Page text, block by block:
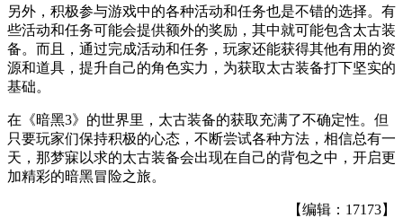
另外，积极参与游戏中的各种活动和任务也是不错的选择。有
些活动和任务可能会提供额外的奖励，其中就可能包含太古装
备。而且，通过完成活动和任务，玩家还能获得其他有用的资
源和道具，提升自己的角色实力，为获取太古装备打下坚实的
基础。
在《暗黑3》的世界里，太古装备的获取充满了不确定性。但
只要玩家们保持积极的心态，不断尝试各种方法，相信总有一
天，那梦寐以求的太古装备会出现在自己的背包之中，开启更
加精彩的暗黑冒险之旅。
【编辑：17173】